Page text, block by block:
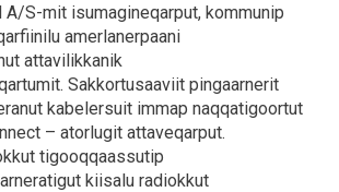
A/S-mit isumagineqarput, kommunip
amerlanerpaani
attavilikkanik
Sakkortusaaviit pingaarnerit
kabelersuit immap naqqatigoortut
– atorlugit attaveqarput.
tigooqqaassutip
kiisalu radiokkut